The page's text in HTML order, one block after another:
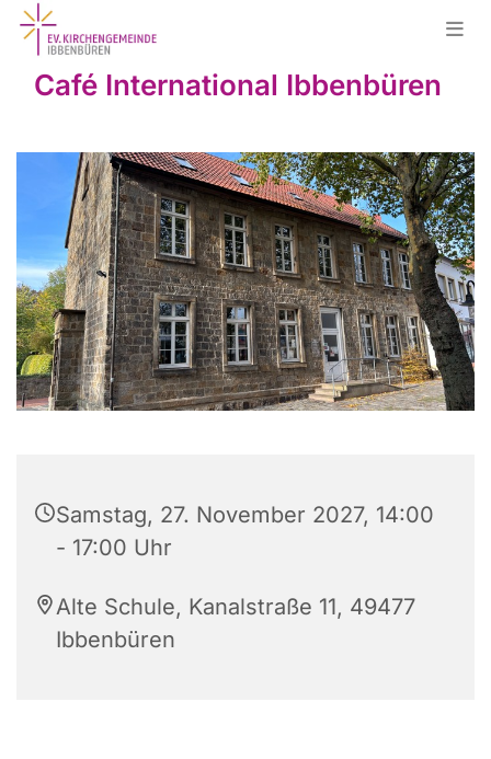
Café International Ibbenbüren
Samstag, 27. November 2027, 14:00
- 17:00 Uhr
Alte Schule, Kanalstraße 11, 49477
Ibbenbüren